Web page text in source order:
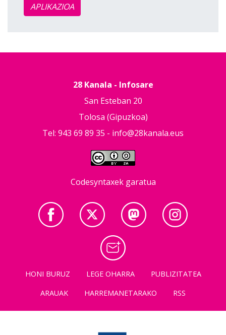
APLIKAZIOA
28 Kanala - Infosare
San Esteban 20
Tolosa (Gipuzkoa)
Tel: 943 69 89 35 - info@28kanala.eus
Codesyntaxek garatua
HONI BURUZ LEGE OHARRA
PUBLIZITATEA
ARAUAK
HARREMANETARAKO RSS